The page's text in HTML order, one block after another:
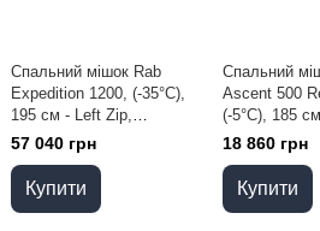
Спальний мішок Rab
Expedition 1200, (-35°C),
195 см - Left Zip,
SUMMIT RED (RB
QSM-26-SUR-REG-LZ)
57 040 грн
Купити
Спальний
Ascent 500
(-5°C), 185
Graphene
GRH-REG-
18 860 грн
Купити